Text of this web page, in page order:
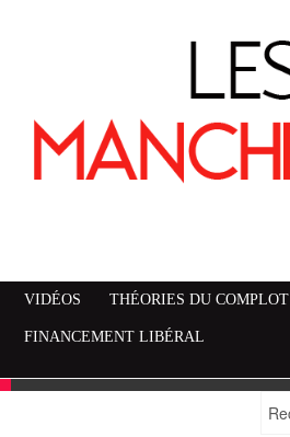
VIDÉOS THÉORIES DU COMPLOT
FINANCEMENT LIBÉRAL